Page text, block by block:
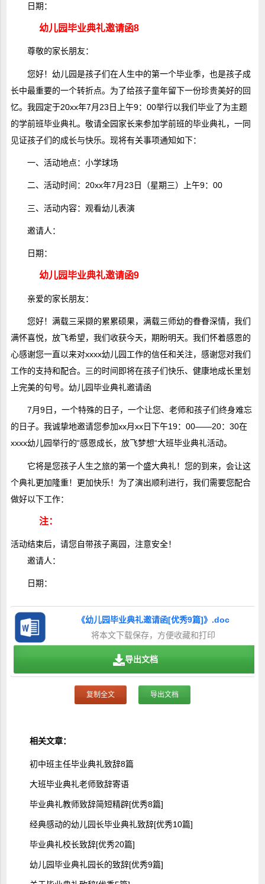
日期：
幼儿园毕业典礼邀请函8
尊敬的家长朋友：
您好！幼儿园是孩子们在人生中的第一个毕业季，也是孩子成
长中最重要的一个转折点。为了给孩子童年留下一份珍贵美好的回
忆。我园定于20xx年7月23日上午9：00举行以我们毕业了为主题
的学前班毕业典礼。敬请全园家长来参加学前班的毕业典礼，一同
见证孩子们的成长与快乐。现将有关事项通知如下：
一、活动地点：小学球场
二、活动时间：20xx年7月23日（星期三）上午9：00
三、活动内容：观看幼儿表演
邀请人：
日期：
幼儿园毕业典礼邀请函9
亲爱的家长朋友：
您好！满载三采撷的累累硕果，满载三师幼的眷眷深情，我们
满怀喜悦，放飞希望，我们收获今天，期盼明天。我们怀着感恩的
心感谢您一直以来对xxxx幼儿园工作的信任和关注，感谢您对我们
工作的支持和配合。三的时间即将在孩子们快乐、健康地成长里划
上完美的句号。幼儿园毕业典礼邀请函
7月9日，一个特殊的日子，一个让您、老师和孩子们终身难忘
的日子。我诚挚地邀请您参加xx月xx日下午19：00――20：30在
xxxx幼儿园举行的“感恩成长，放飞梦想“大班毕业典礼活动。
它将是您孩子人生之旅的第一个盛大典礼！您的到来，会让这
个典礼更加隆重！更加快乐！为了演出顺利进行，我们需要您配合
做好以下工作：
注：
活动结束后，请您自带孩子离园，注意安全！
邀请人：
日期：
《幼儿园毕业典礼邀请函[优秀9篇]》.doc
将本文下载保存，方便收藏和打印
导出文档
复制全文 导出文档
相关文章：
初中班主任毕业典礼致辞8篇
大班毕业典礼老师致辞寄语
毕业典礼教师致辞简短精辟[优秀8篇]
经典感动的幼儿园长毕业典礼致辞[优秀10篇]
毕业典礼校长致辞[优秀20篇]
幼儿园毕业典礼园长的致辞[优秀9篇]